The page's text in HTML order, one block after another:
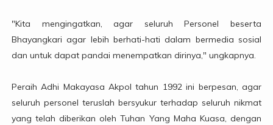
"Kita mengingatkan, agar seluruh Personel beserta
Bhayangkari agar lebih berhati-hati dalam bermedia sosial
dan untuk dapat pandai menempatkan dirinya," ungkapnya.
Peraih Adhi Makayasa Akpol tahun 1992 ini berpesan, agar
seluruh personel teruslah bersyukur terhadap seluruh nikmat
yang telah diberikan oleh Tuhan Yang Maha Kuasa, dengan